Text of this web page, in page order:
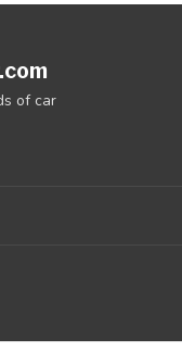
of car